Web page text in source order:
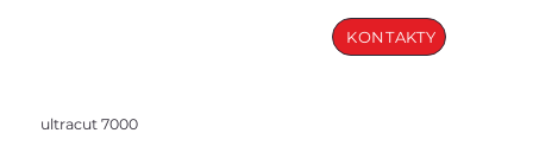
KONTAKTY
ultracut 7000